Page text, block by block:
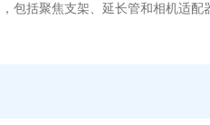
包括聚焦支架、延长管和相机适配